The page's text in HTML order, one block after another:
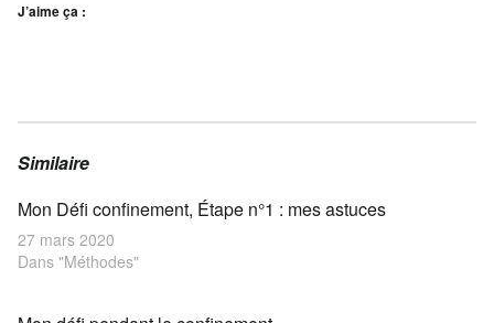
J’aime ça :
Similaire
Mon Défi confinement, Étape n°1 : mes astuces
27 mars 2020
Dans "Méthodes"